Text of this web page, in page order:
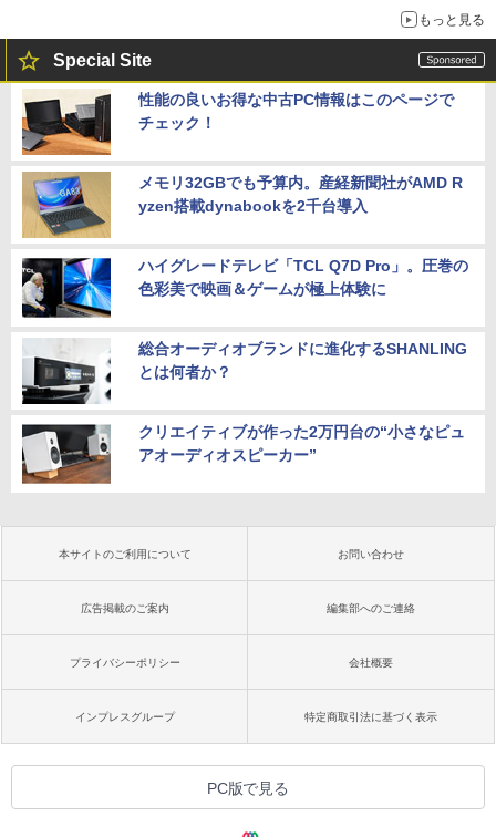
もっと見る
Special Site
性能の良いお得な中古PC情報はこのページで
チェック！
メモリ32GBでも予算内。産経新聞社がAMD R
yzen搭載dynabookを2千台導入
ハイグレードテレビ「TCL Q7D Pro」。圧巻の
色彩美で映画＆ゲームが極上体験に
総合オーディオブランドに進化するSHANLING
とは何者か？
クリエイティブが作った2万円台の“小さなピュ
アオーディオスピーカー”
本サイトのご利用について お問い合わせ
広告掲載のご案内 編集部へのご連絡
プライバシーポリシー 会社概要
インプレスグループ 特定商取引法に基づく表示
PC版で見る